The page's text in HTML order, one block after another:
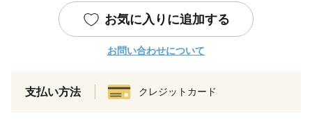
お気に入りに追加する
お問い合わせについて
支払い方法 クレジットカード